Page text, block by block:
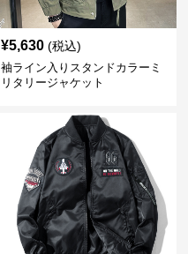
¥5,630 (税込)
袖ライン入りスタンドカラーミ
リタリージャケット